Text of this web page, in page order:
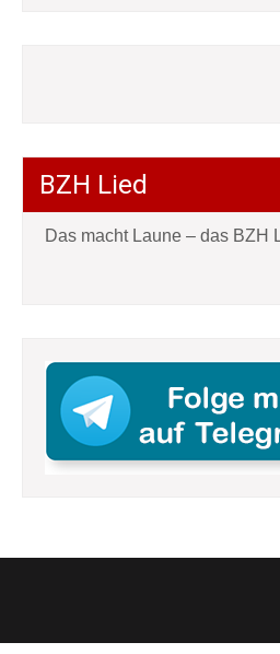
BZH Lied
Das macht Laune – das BZH